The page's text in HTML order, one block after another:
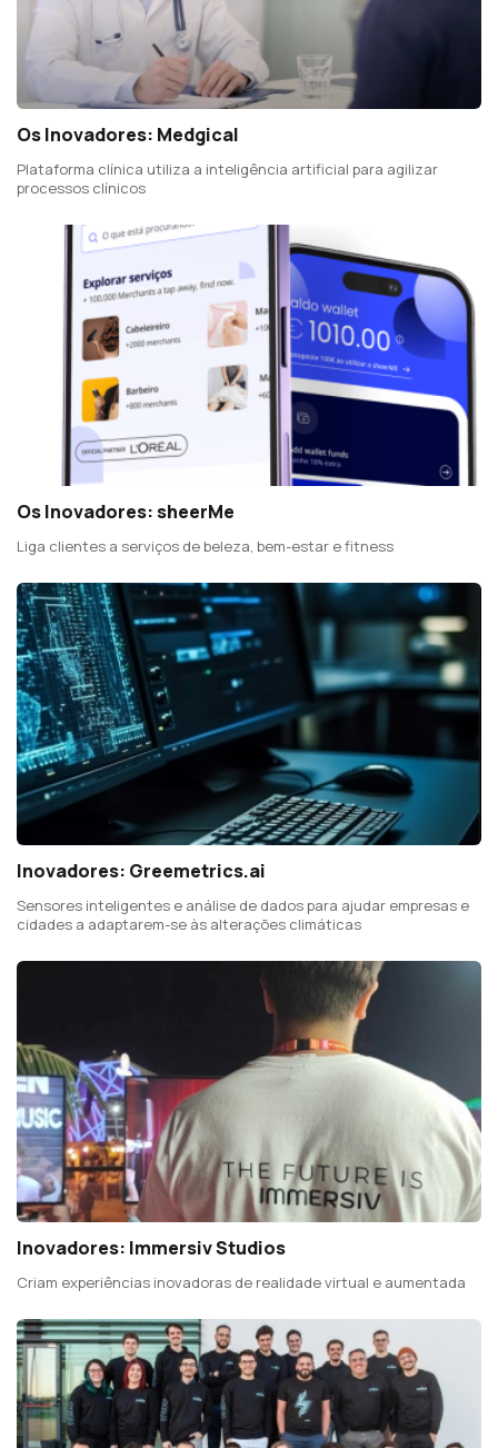
Os Inovadores: Medgical
Plataforma clínica utiliza a inteligência artificial para agilizar
processos clínicos
Os Inovadores: sheerMe
Liga clientes a serviços de beleza, bem-estar e fitness
Inovadores: Greemetrics.ai
Sensores inteligentes e análise de dados para ajudar empresas e
cidades a adaptarem-se às alterações climáticas
Inovadores: Immersiv Studios
Criam experiências inovadoras de realidade virtual e aumentada